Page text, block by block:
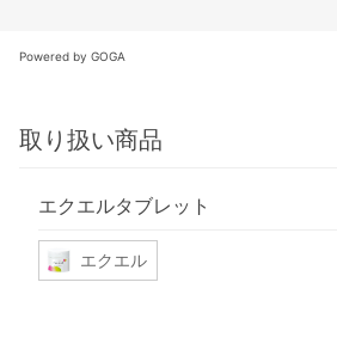
Powered by GOGA
取り扱い商品
エクエルタブレット
エクエル